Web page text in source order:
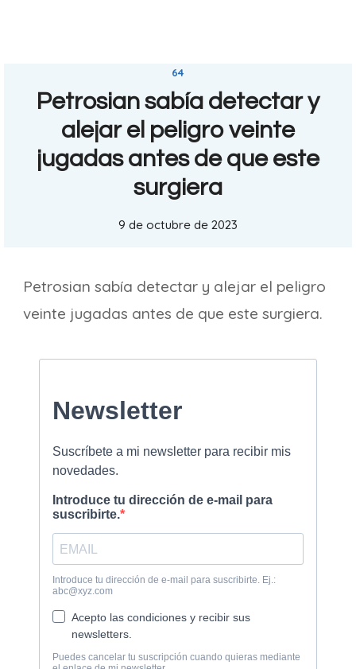
64
Petrosian sabía detectar y
alejar el peligro veinte
jugadas antes de que este
surgiera
9 de octubre de 2023
Petrosian sabía detectar y alejar el peligro
veinte jugadas antes de que este surgiera.